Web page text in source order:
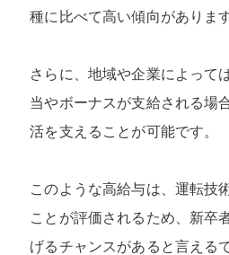
種に比べて高い傾向があります
さらに、地域や企業によって
当やボーナスが支給される場
活を支えることが可能です。
このような高給与は、運転技
ことが評価されるため、新卒
げるチャンスがあると言える